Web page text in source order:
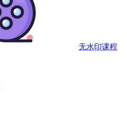
无水印课程